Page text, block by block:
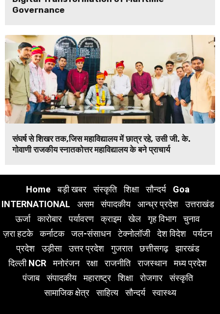
Governance
संघर्ष से शिखर तक,जिस महाविद्यालय में छात्र रहे, उसी जी. के.
गोवाणी राजकीय स्नातकोत्तर महाविद्यालय के बने प्राचार्य
Home बड़ी खबर संस्कृति शिक्षा सौन्दर्य
Goa
INTERNATIONAL
असम संपादकीय आन्ध्र प्रदेश
उत्तराखंड
ऊर्जा
कारोबार पर्यावरण क्राइम खेल गृह विभाग
चुनाव
ज़रा हटके
कर्नाटक जल-संसाधन टेक्नोलॉजी देश विदेश
पर्यटन
प्रदेश
उड़ीसा उत्तर प्रदेश गुजरात छत्तीसगढ़
झारखंड
दिल्ली NCR
मनोरंजन रक्षा राजनीति राजस्थान
मध्य प्रदेश
पंजाब
संपादकीय महाराष्ट्र शिक्षा रोजगार
संस्कृति
सामाजिक क्षेत्र
साहित्य सौन्दर्य स्वास्थ्य